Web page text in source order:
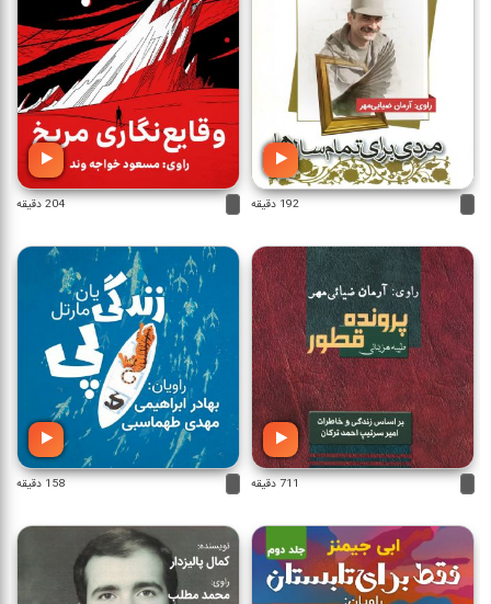
192 دقیقه 204 دقیقه
711 دقیقه 158 دقیقه